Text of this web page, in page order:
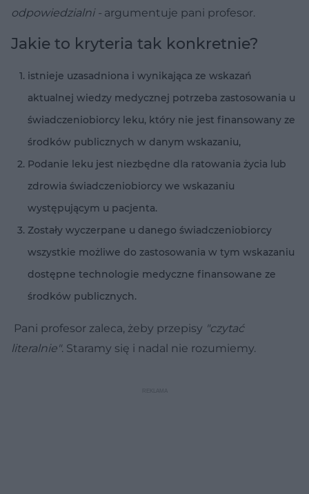
odpowiedzialni - argumentuje pani profesor.
Jakie to kryteria tak konkretnie?
istnieje uzasadniona i wynikająca ze wskazań
aktualnej wiedzy medycznej potrzeba zastosowania u
świadczeniobiorcy leku, który nie jest finansowany ze
środków publicznych w danym wskazaniu,
Podanie leku jest niezbędne dla ratowania życia lub
zdrowia świadczeniobiorcy we wskazaniu
występującym u pacjenta.
Zostały wyczerpane u danego świadczeniobiorcy
wszystkie możliwe do zastosowania w tym wskazaniu
dostępne technologie medyczne finansowane ze
środków publicznych.
Pani profesor zaleca, żeby przepisy "czytać
literalnie". Staramy się i nadal nie rozumiemy.